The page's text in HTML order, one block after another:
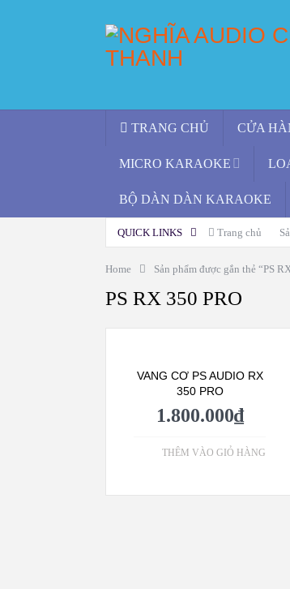
TRANG CHỦ CỬA
MICRO KARAOKE
BỘ DÀN DÀN KARAOKE
QUICK LINKS Trang chủ
Home Sản phẩm được gắn thẻ “PS
PS RX 350 PRO
VANG CƠ PS AUDIO RX
350 PRO
1.800.000₫
THÊM VÀO GIỎ HÀNG